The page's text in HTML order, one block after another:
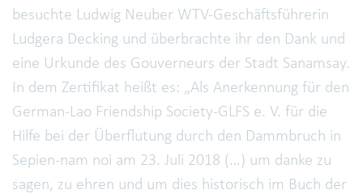
besuchte Ludwig Neuber WTV-Geschäftsführerin
Ludgera Decking und überbrachte ihr den Dank und
eine Urkunde des Gouverneurs der Stadt Sanamsay.
In dem Zertifikat heißt es: „Als Anerkennung für den
German-Lao Friendship Society-GLFS e. V. für die
Hilfe bei der Überflutung durch den Dammbruch in
Sepien-nam noi am 23. Juli 2018 (…) um danke zu
sagen, zu ehren und um dies historisch im Buch der